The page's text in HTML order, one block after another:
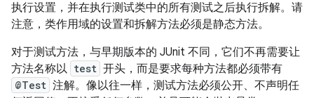
执行设置，并在执行测试类中的所有测试之后执行拆解。请
注意，类作用域的设置和拆解方法必须是静态方法。
对于测试方法，与早期版本的 JUnit 不同，它们不再需要让
方法名称以 test 开头，而是要求每种方法都必须带有
@Test 注解。像以往一样，测试方法必须公开、不声明任